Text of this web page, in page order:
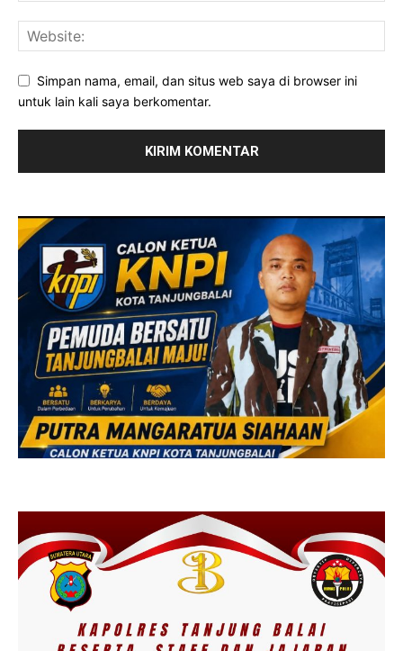
Simpan nama, email, dan situs web saya di browser ini
untuk lain kali saya berkomentar.